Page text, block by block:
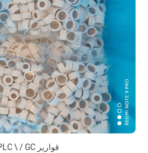
Aijiren HPLC \ / GC قوارير